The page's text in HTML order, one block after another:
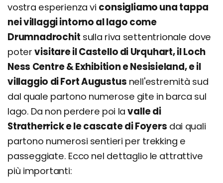
vostra esperienza vi consigliamo una tappa
nei villaggi intorno al lago come
Drumnadrochit sulla riva settentrionale dove
potervisitare il Castello di Urquhart, il Loch
Ness Centre & Exhibition e Nesisieland, e il
villaggio di Fort Augustus nell'estremità sud
dal quale partono numerose gite in barca sul
lago. Da non perdere poi lavalle di
Stratherrick e le cascate di Foyers dai quali
partono numerosi sentieri per trekking e
passeggiate. Ecco nel dettaglio le attrattive
più importanti: